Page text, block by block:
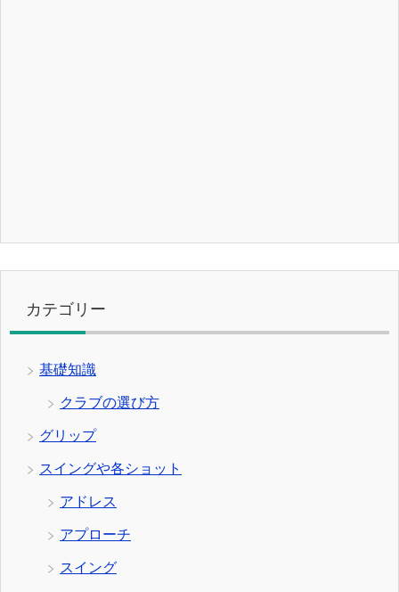
カテゴリー
基礎知識
クラブの選び方
グリップ
スイングや各ショット
アドレス
アプローチ
スイング